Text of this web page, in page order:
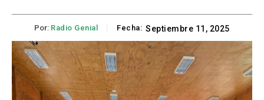
Por: Radio Genial Fecha: Septiembre 11, 2025